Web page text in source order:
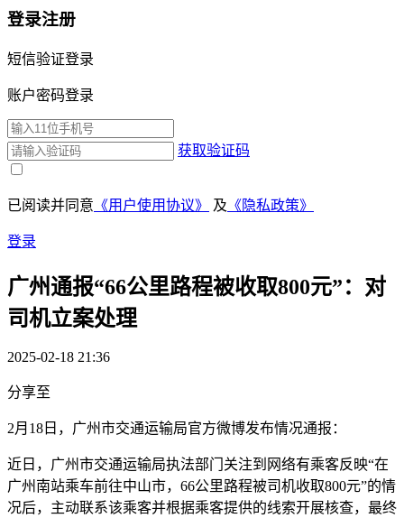
登录注册
短信验证登录
账户密码登录
获取验证码
已阅读并同意 《用户使用协议》 及 《隐私政策》
登录
广州通报“66公里路程被收取800元”：对
司机立案处理
2025-02-18 21:36
分享至
2月18日，广州市交通运输局官方微博发布情况通报：
近日，广州市交通运输局执法部门关注到网络有乘客反映“在
广州南站乘车前往中山市，66公里路程被司机收取800元”的情
况后，主动联系该乘客并根据乘客提供的线索开展核查，最终